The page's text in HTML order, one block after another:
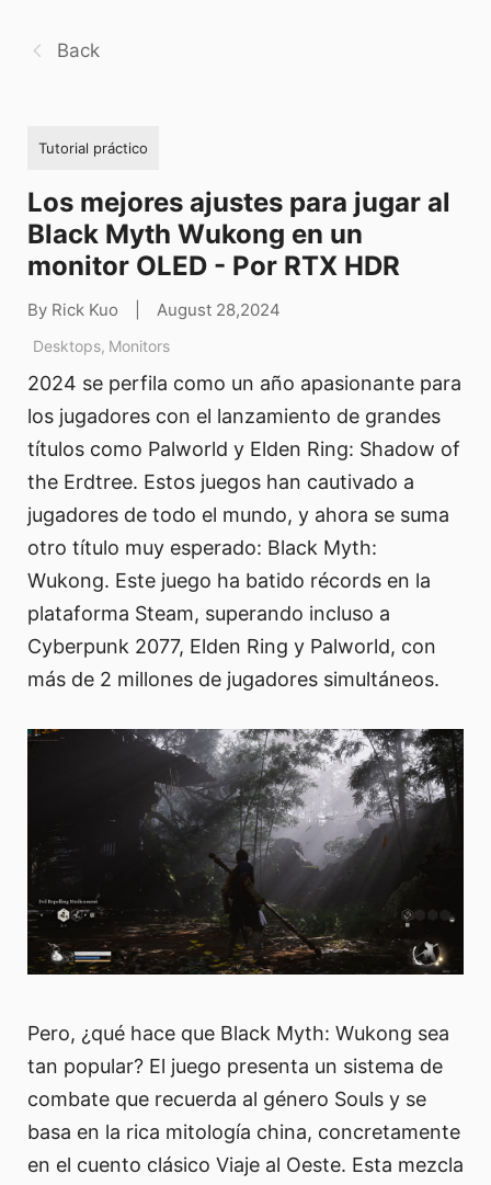
Back
Tutorial práctico
Los mejores ajustes para jugar al
Black Myth Wukong en un
monitor OLED - Por RTX HDR
By Rick Kuo August 28,2024
Desktops, Monitors
2024 se perfila como un año apasionante para
los jugadores con el lanzamiento de grandes
títulos como Palworld y Elden Ring: Shadow of
the Erdtree. Estos juegos han cautivado a
jugadores de todo el mundo, y ahora se suma
otro título muy esperado: Black Myth:
Wukong. Este juego ha batido récords en la
plataforma Steam, superando incluso a
Cyberpunk 2077, Elden Ring y Palworld, con
más de 2 millones de jugadores simultáneos.
Pero, ¿qué hace que Black Myth: Wukong sea
tan popular? El juego presenta un sistema de
combate que recuerda al género Souls y se
basa en la rica mitología china, concretamente
en el cuento clásico Viaje al Oeste. Esta mezcla